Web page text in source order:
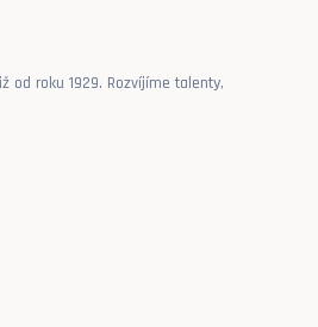
od roku 1929. Rozvíjíme talenty,